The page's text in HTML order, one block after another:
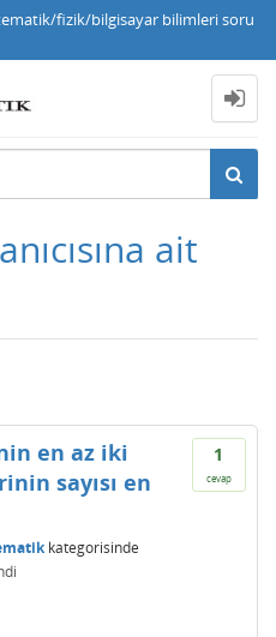
fizik/bilgisayar bilimleri soru
ait
1
cevap
en az iki
sayısı en
kategorisinde